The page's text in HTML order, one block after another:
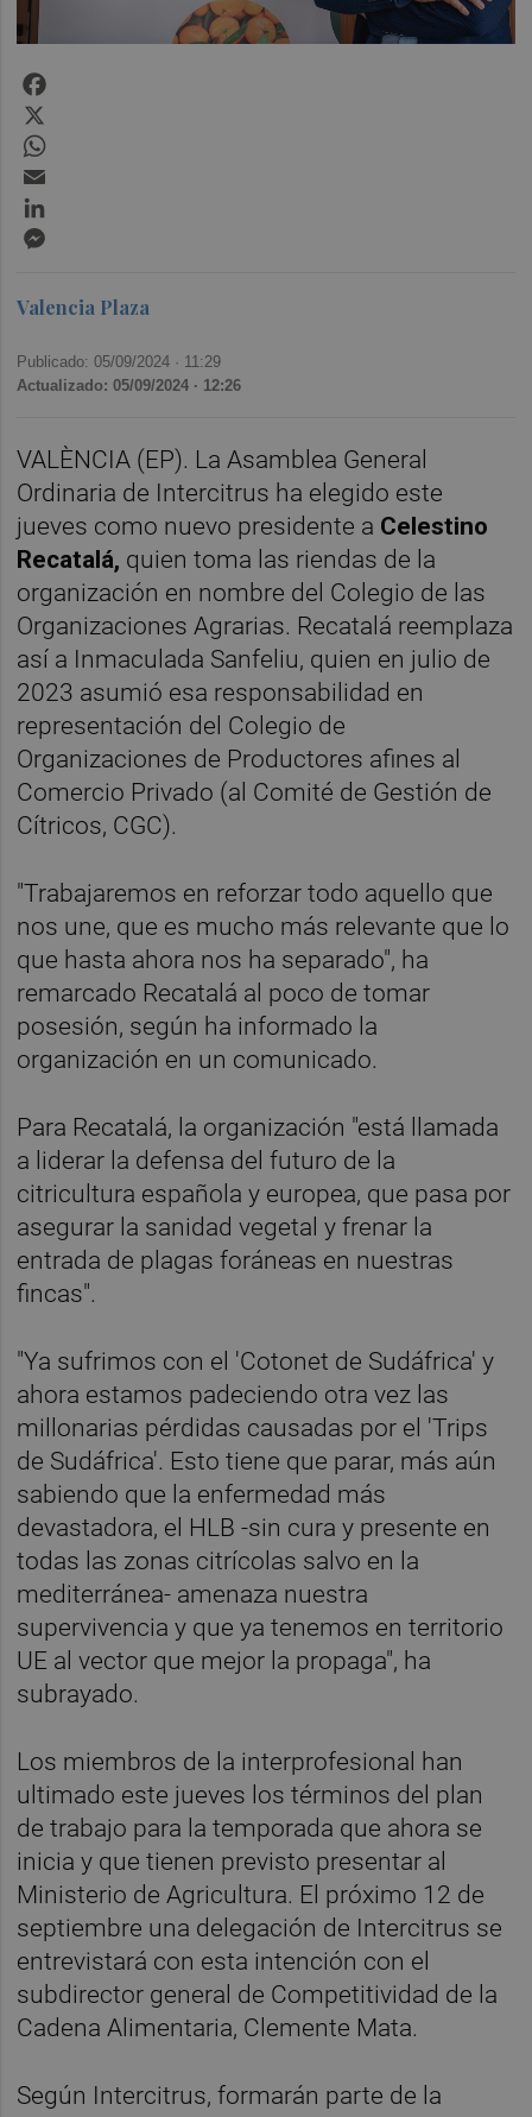
Valencia Plaza
Publicado: 05/09/2024 · 11:29
Actualizado: 05/09/2024 · 12:26
VALÈNCIA (EP). La Asamblea General
Ordinaria de Intercitrus ha elegido este
jueves como nuevo presidente a Celestino
Recatalá, quien toma las riendas de la
organización en nombre del Colegio de las
Organizaciones Agrarias. Recatalá reemplaza
así a Inmaculada Sanfeliu, quien en julio de
2023 asumió esa responsabilidad en
representación del Colegio de
Organizaciones de Productores afines al
Comercio Privado (al Comité de Gestión de
Cítricos, CGC).
"Trabajaremos en reforzar todo aquello que
nos une, que es mucho más relevante que lo
que hasta ahora nos ha separado", ha
remarcado Recatalá al poco de tomar
posesión, según ha informado la
organización en un comunicado.
Para Recatalá, la organización "está llamada
a liderar la defensa del futuro de la
citricultura española y europea, que pasa por
asegurar la sanidad vegetal y frenar la
entrada de plagas foráneas en nuestras
fincas".
"Ya sufrimos con el 'Cotonet de Sudáfrica' y
ahora estamos padeciendo otra vez las
millonarias pérdidas causadas por el 'Trips
de Sudáfrica'. Esto tiene que parar, más aún
sabiendo que la enfermedad más
devastadora, el HLB -sin cura y presente en
todas las zonas citrícolas salvo en la
mediterránea- amenaza nuestra
supervivencia y que ya tenemos en territorio
UE al vector que mejor la propaga", ha
subrayado.
Los miembros de la interprofesional han
ultimado este jueves los términos del plan
de trabajo para la temporada que ahora se
inicia y que tienen previsto presentar al
Ministerio de Agricultura. El próximo 12 de
septiembre una delegación de Intercitrus se
entrevistará con esta intención con el
subdirector general de Competitividad de la
Cadena Alimentaria, Clemente Mata.
Según Intercitrus, formarán parte de la